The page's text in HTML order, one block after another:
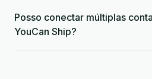
Posso conectar múltiplas
YouCan Ship?